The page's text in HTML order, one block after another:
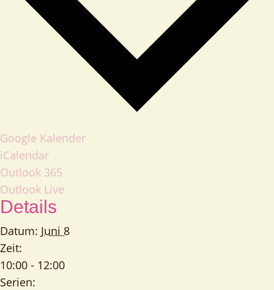
Google Kalender
iCalendar
Outlook 365
Outlook Live
Details
Datum: Juni 8
Zeit:
10:00 - 12:00
Serien: